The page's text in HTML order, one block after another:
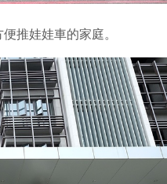
推娃娃車的家庭。